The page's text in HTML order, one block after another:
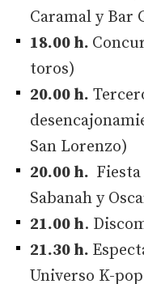
Caramal y Bar
18.00 h.
toros)
20.00 h.
San Lorenzo)
20.00 h.
Sabanah y
21.00 h.
21.30 h.
Universo K-